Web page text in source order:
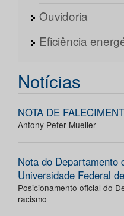
Ouvidoria
Eficiência
Notícias
NOTA DE
Antony Peter Mueller
Nota do Departamento
Universidade Federal
Posicionamento oficial do
racismo